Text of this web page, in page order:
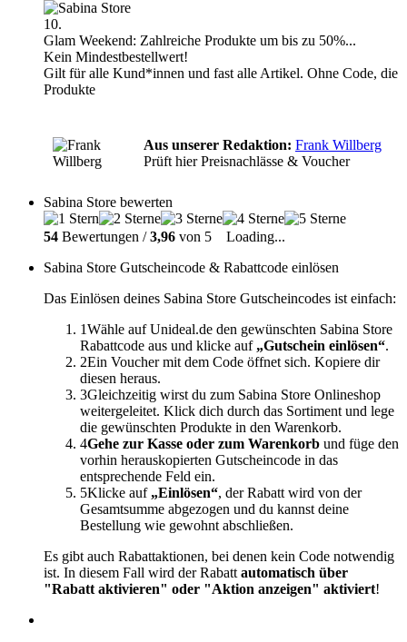
10.
Glam Weekend: Zahlreiche Produkte um bis zu 50%...
Kein Mindestbestellwert!
Gilt für alle Kund*innen und fast alle Artikel. Ohne Code, die
Produkte
Aus unserer Redaktion: Frank Willberg
Prüft hier Preisnachlässe & Voucher
Sabina Store bewerten
54 Bewertungen /3,96 von 5
Loading...
Sabina Store Gutscheincode & Rabattcode einlösen
Das Einlösen deines Sabina Store Gutscheincodes ist einfach:
1Wähle auf Unideal.de den gewünschten Sabina Store
Rabattcode aus und klicke auf „Gutschein einlösen“.
2Ein Voucher mit dem Code öffnet sich. Kopiere dir
diesen heraus.
3Gleichzeitig wirst du zum Sabina Store Onlineshop
weitergeleitet. Klick dich durch das Sortiment und lege
die gewünschten Produkte in den Warenkorb.
4Gehe zur Kasse oder zum Warenkorb und füge den
vorhin herauskopierten Gutscheincode in das
entsprechende Feld ein.
5Klicke auf „Einlösen“, der Rabatt wird von der
Gesamtsumme abgezogen und du kannst deine
Bestellung wie gewohnt abschließen.
Es gibt auch Rabattaktionen, bei denen kein Code notwendig
ist. In diesem Fall wird der Rabatt automatisch über
"Rabatt aktivieren" oder "Aktion anzeigen" aktiviert!